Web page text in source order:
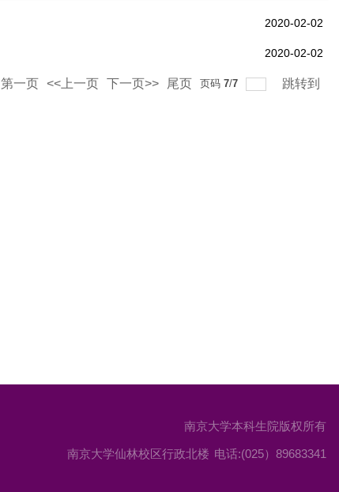
2020-02-02
2020-02-02
第一页 <<上一页 下一页>> 尾页 页码 7/7 跳转到
南京大学本科生院版权所有
南京大学仙林校区行政北楼 电话:(025）89683341